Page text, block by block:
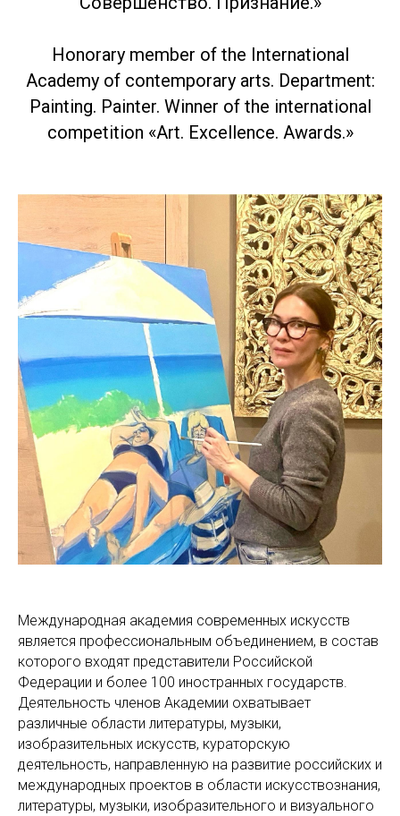
Honorary member of the International
Academy of contemporary arts. Department:
Painting. Painter. Winner of the international
competition «Art. Excellence. Awards.»
Международная академия современных искусств
является профессиональным объединением, в состав
которого входят представители Российской
Федерации и более 100 иностранных государств.
Деятельность членов Академии охватывает
различные области литературы, музыки,
изобразительных искусств, кураторскую
деятельность, направленную на развитие российских и
международных проектов в области искусствознания,
литературы, музыки, изобразительного и визуального